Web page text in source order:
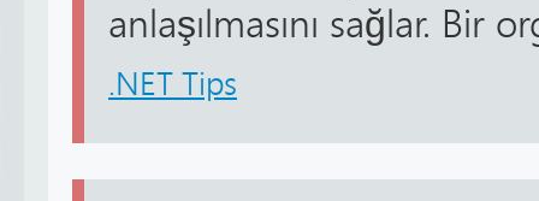
anlaşılmasını sağlar. Bir
.NET Tips